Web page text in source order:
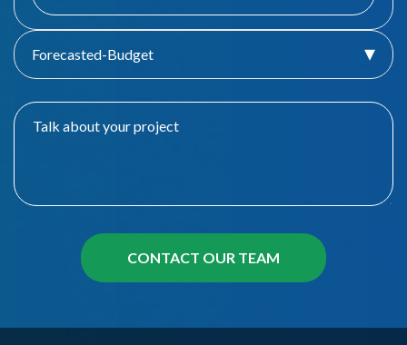
Forecasted-Budget